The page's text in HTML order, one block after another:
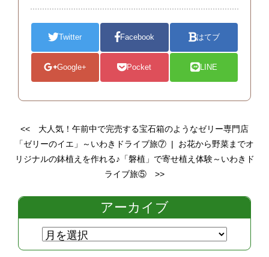
アーカイブ
Twitter Facebook はてブ
Google+ Pocket LINE
<< 大人気！午前中で完売する宝石箱のようなゼリー専門店
「ゼリーのイエ」～いわきドライブ旅⑦ | お花から野菜までオ
リジナルの鉢植えを作れる♪「磐植」で寄せ植え体験～いわきド
ライブ旅⑤ >>